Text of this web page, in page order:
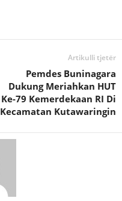
Artikulli tjetër
Pemdes Buninagara
Dukung Meriahkan HUT
Ke-79 Kemerdekaan RI Di
Kecamatan Kutawaringin